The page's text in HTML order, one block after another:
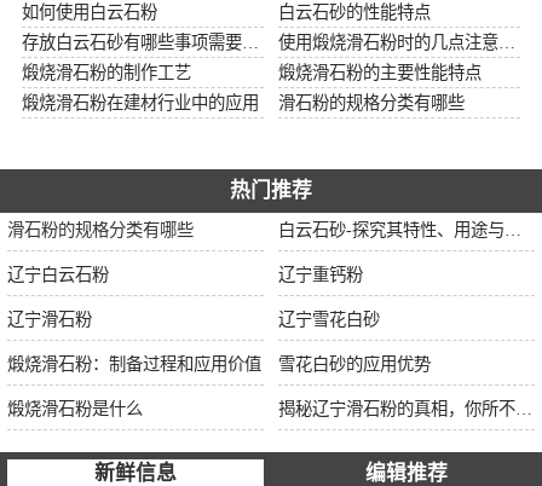
如何使用白云石粉
白云石砂的性能特点
煅烧滑石粉的制作工艺
煅烧滑石粉的主要性能特点
煅烧滑石粉在建材行业中的应用
滑石粉的规格分类有哪些
热门推荐
滑石粉的规格分类有哪些
辽宁白云石粉 辽宁重钙粉
辽宁滑石粉 辽宁雪花白砂
煅烧滑石粉：制备过程和应用价值 雪花白砂的应用优势
煅烧滑石粉是什么
新鲜信息 编辑推荐